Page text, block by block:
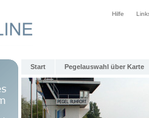
Hilfe
Start Pegelauswahl über Karte